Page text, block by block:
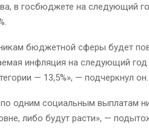
в госбюджете на следующий
бюджетной сферы будет
инфляция на следующий год
— 13,5%», — подчеркнул он.
одним социальным выплатам
либо будут расти», —